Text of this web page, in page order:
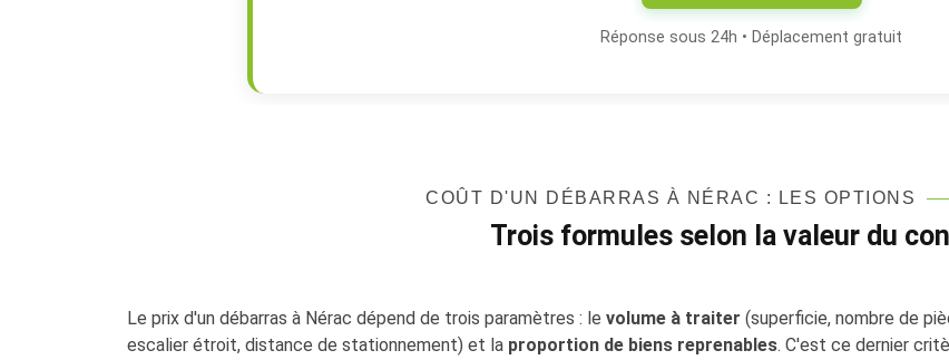
Réponse sous 24h • Déplacement gratuit
COÛT D'UN DÉBARRAS À NÉRAC : LES OPTIONS
Trois formules selon la valeur du
Le prix d'un débarras à Nérac dépend de trois paramètres : le volume à traiter (superficie, nombre de
escalier étroit, distance de stationnement) et la proportion de biens reprenables. C'est ce dernier